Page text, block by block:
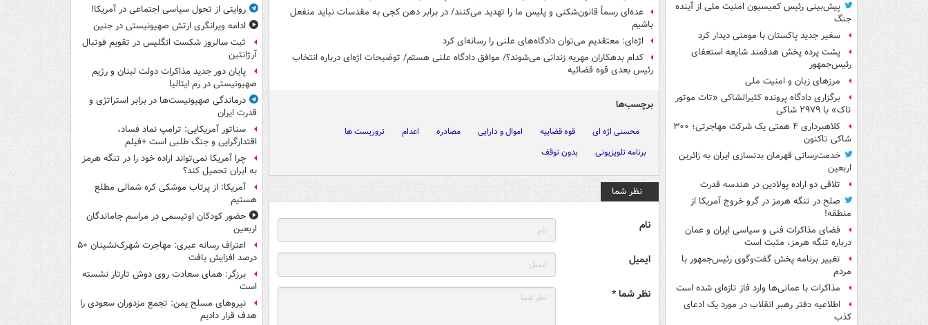
پیش‌بینی رئیس کمیسیون امنیت ملی از آینده
جنگ
سفیر جدید پاکستان با مومنی دیدار کرد
پشت پرده پخش هدفمند شایعه استعفای
رئیس‌جمهور
مرزهای زبان و امنیت ملی
برگزاری دادگاه پرونده کثیرالشاکی «تات موتور
تاک» با ۲۹۷۹ شاکی
کلاهبرداری ۴ همتی یک شرکت مهاجرتی؛ ۳۰۰
شاکی تاکنون
خدمت‌رسانی قهرمان بدنسازی ایران به زائرین
اربعین
تلاقی دو اراده پولادین در هندسه قدرت
صلح در تنگه هرمز در گرو خروج آمریکا از
منطقه!
فضای مذاکرات فنی و سیاسی ایران و عمان
درباره تنگه هرمز، مثبت است
تغییر برنامه پخش گفت‌وگوی رئیس‌جمهور با
مردم
مذاکرات با عمانی‌ها وارد فاز تازه‌ای شده است
اطلاعیه دفتر رهبر انقلاب در مورد یک ادعای
کذب
عده‌ای رسماً قانون‌شکنی و پلیس ما را تهدید می‌کنند/ در برابر دهن کجی به مقدسات نباید منفعل
باشیم
اژه‌ای: معتقدیم می‌توان دادگاه‌های علنی را رسانه‌ای کرد
کدام بدهکاران مهریه زندانی می‌شوند؟/ موافق دادگاه علنی هستم/ توضیحات اژه‌ای درباره انتخاب
رئیس بعدی قوه قضائیه
برچسب‌ها
محسنی اژه ای قوه قضاییه اموال و دارایی مصادره اعدام
تروریست ها
برنامه تلویزیونی
بدون توقف
نظر شما
نام
ایمیل
نظر شما *
روایتی از تحول سیاسی اجتماعی در آمریکا!
ادامه ویرانگری ارتش صهیونیستی در جنین
ثبت سالروز شکست انگلیس در تقویم فوتبال
آرژانتین
پایان دور جدید مذاکرات دولت لبنان و رژیم
صهیونیستی در رم ایتالیا
درماندگی صهیونیست‌ها در برابر استراتژی و
قدرت ایران
سناتور آمریکایی: ترامپ نماد فساد،
اقتدارگرایی و جنگ طلبی است +فیلم
چرا آمریکا نمی‌تواند اراده خود را در تنگه هرمز
به ایران تحمیل کند؟
آمریکا: از پرتاب موشکی کره شمالی مطلع
هستیم
حضور کودکان اوتیسمی در مراسم جاماندگان
اربعین
اعتراف رسانه عبری: مهاجرت شهرک‌نشینان ۵۰
درصد افزایش یافت
برزگر: همای سعادت روی دوش تارتار نشسته
است
نیروهای مسلح یمن: تجمع مزدوران سعودی را
هدف قرار دادیم